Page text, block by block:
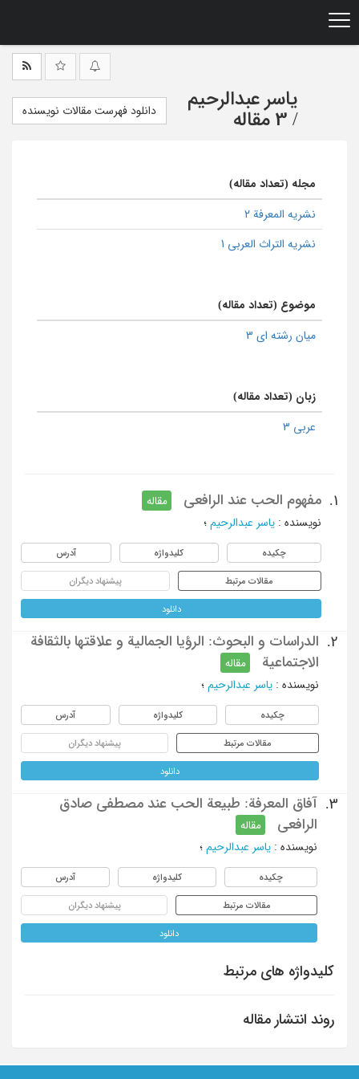
یاسر عبدالرحیم
/ 3 مقاله دانلود فهرست مقالات نویسنده
مجله (تعداد مقاله)
نشریه المعرفة 2
نشریه التراث العربی 1
موضوع (تعداد مقاله)
میان رشته ای 3
زبان (تعداد مقاله)
عربی 3
1. مفهوم الحب عند الرافعی
مقاله
نویسنده : یاسر عبدالرحیم ؛
چکیده کلیدواژه آدرس
مقالات مرتبط پیشنهاد دیگران
دانلود
2.
الدراسات و البحوث: الرؤیا الجمالیة و علاقتها بالثقافة
الاجتماعیة
مقاله
نویسنده : یاسر عبدالرحیم ؛
چکیده کلیدواژه آدرس
مقالات مرتبط پیشنهاد دیگران
دانلود
3.
آفاق المعرفة: طبیعة الحب عند مصطفی صادق
الرافعی
مقاله
نویسنده : یاسر عبدالرحیم ؛
چکیده کلیدواژه آدرس
مقالات مرتبط پیشنهاد دیگران
دانلود
کلیدواژه های مرتبط
روند انتشار مقاله